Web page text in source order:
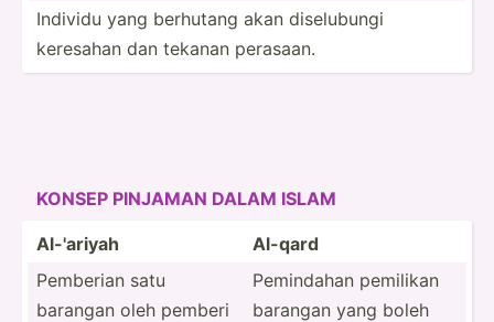
Individu yang berhutang akan diselu­bungi
keresahan dan tekanan perasaan.
KONSEP PINJAMAN DALAM ISLAM
Al-'ariyah
Al-qard
Pemberian satu
barangan oleh pemberi
Pemindahan pemilikan
barangan yang boleh